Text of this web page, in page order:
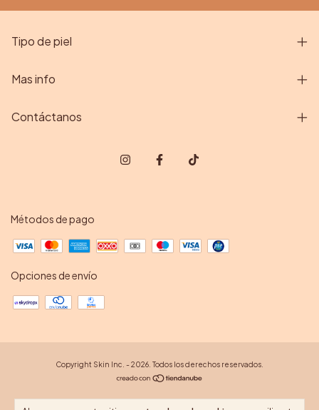
Tipo de piel
Mas info
Contáctanos
Métodos de pago
Opciones de envío
Copyright Skin Inc. - 2026. Todos los derechos reservados.